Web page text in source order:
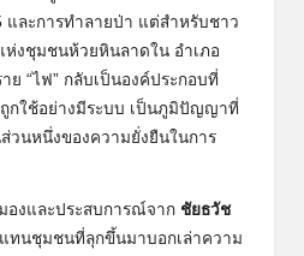
ละการทำลายป่า แต่สำหรับชาว
ห่งชุมชนห้วยหินลาดใน อำเภอ
ย “ไฟ” กลับเป็นองค์ประกอบที่
กใช้อย่างมีระบบ เป็นภูมิปัญญาที่
วนหนึ่งของความยั่งยืนในการ
งและประสบการณ์จาก ชัยธวัช
ทนชุมชนที่ลุกขึ้นมาบอกเล่าความ